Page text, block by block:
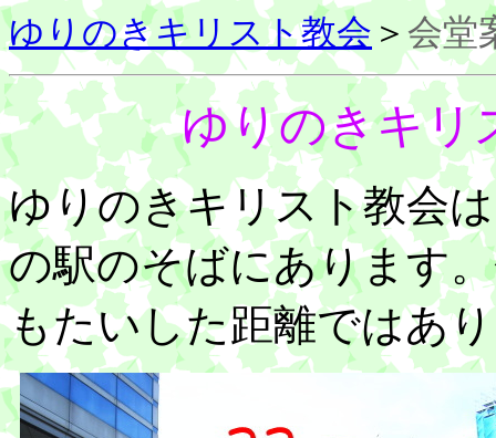
ゆりのきキリスト教会 ＞ 会堂
ゆりのきキ
ゆりのきキリスト教会
の駅のそばにあります
もたいした距離ではあ